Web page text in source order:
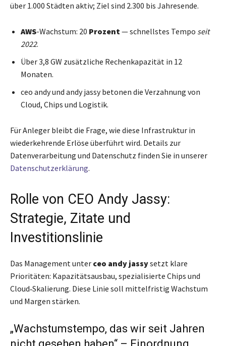
über 1.000 Städten aktiv; Ziel sind 2.300 bis Jahresende.
AWS-Wachstum: 20 Prozent— schnellstes Tempo seit
2022.
Über 3,8 GW zusätzliche Rechenkapazität in 12
Monaten.
ceo andy und andy jassy betonen die Verzahnung von
Cloud, Chips und Logistik.
Für Anleger bleibt die Frage, wie diese Infrastruktur in
wiederkehrende Erlöse überführt wird. Details zur
Datenverarbeitung und Datenschutz finden Sie in unserer
Datenschutzerklärung.
Rolle von CEO Andy Jassy:
Strategie, Zitate und
Investitionslinie
Das Management unter ceo andy jassysetzt klare
Prioritäten: Kapazitätsausbau, spezialisierte Chips und
Cloud‑Skalierung. Diese Linie soll mittelfristig Wachstum
und Margen stärken.
„Wachstumstempo, das wir seit Jahren